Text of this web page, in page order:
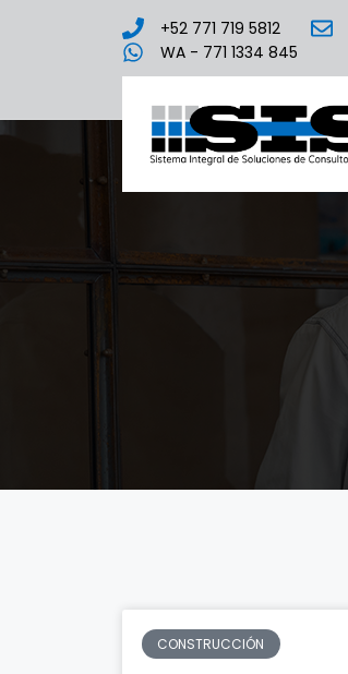
+52 771 719 5812
WA - 771 1334 845
CONSTRUCCIÓN